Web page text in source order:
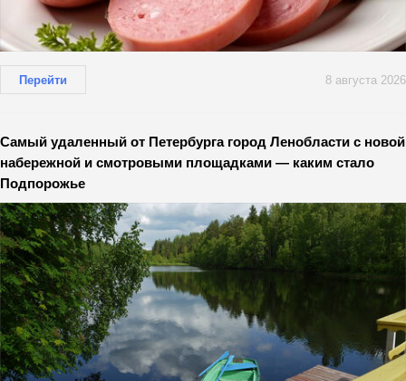
Перейти 8 августа 2026
Самый удаленный от Петербурга город Ленобласти с новой
набережной и смотровыми площадками — каким стало
Подпорожье